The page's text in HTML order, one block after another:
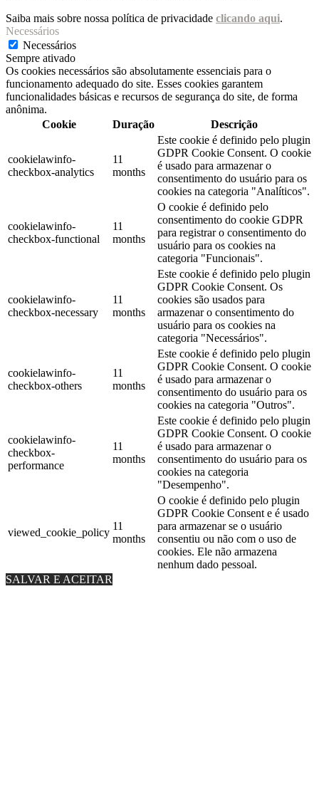
Saiba mais sobre nossa política de privacidade clicando aqui.
Necessários
Necessários
Sempre ativado
Os cookies necessários são absolutamente essenciais para o
funcionamento adequado do site. Esses cookies garantem
funcionalidades básicas e recursos de segurança do site, de forma
anônima.
Cookie
Duração Descrição
cookielawinfo-
checkbox-analytics
11
months
Este cookie é definido pelo plugin
GDPR Cookie Consent. O cookie
é usado para armazenar o
consentimento do usuário para os
cookies na categoria "Analíticos".
cookielawinfo-
checkbox-functional
11
months
O cookie é definido pelo
consentimento do cookie GDPR
para registrar o consentimento do
usuário para os cookies na
categoria "Funcionais".
cookielawinfo-
checkbox-necessary
11
months
Este cookie é definido pelo plugin
GDPR Cookie Consent. Os
cookies são usados ​​para
armazenar o consentimento do
usuário para os cookies na
categoria "Necessários".
cookielawinfo-
checkbox-others
11
months
Este cookie é definido pelo plugin
GDPR Cookie Consent. O cookie
é usado para armazenar o
consentimento do usuário para os
cookies na categoria "Outros".
cookielawinfo-
checkbox-
performance
11
months
Este cookie é definido pelo plugin
GDPR Cookie Consent. O cookie
é usado para armazenar o
consentimento do usuário para os
cookies na categoria
"Desempenho".
viewed_cookie_policy
11
months
O cookie é definido pelo plugin
GDPR Cookie Consent e é usado
para armazenar se o usuário
consentiu ou não com o uso de
cookies. Ele não armazena
nenhum dado pessoal.
SALVAR E ACEITAR